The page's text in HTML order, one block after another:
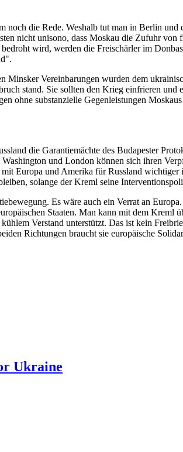
die Rede. Weshalb tut man in Berlin und
nicht unisono, dass Moskau die Zufuhr
wird, werden die Freischärler im
Vereinbarungen wurden dem
stand. Sie sollten den Krieg einfrieren
ohne substanzielle Gegenleistungen
die Garantiemächte des Budapester
und London können sich ihren
Europa und Amerika für Russland
solange der Kreml seine
Es wäre auch ein Verrat an
Staaten. Man kann mit dem Kreml
Verstand unterstützt. Das ist kein
Richtungen braucht sie europäische
Ukraine